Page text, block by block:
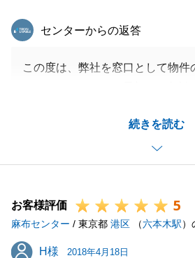
続きを読む
東急リバブル
センターからの返答
この度は、弊社を窓口として物件
思います。今後も是非、長いお付
たく何卒宜しくお願い致します。
また、お客様のご紹介も是非お待
閉じる
お客様評価 5
麻布センター / 東京都 港区 （六本木駅）
H様
H様 2018年4月18日